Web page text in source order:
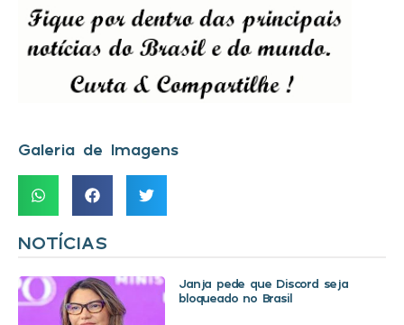
Galeria de Imagens
NOTÍCIAS
Janja pede que Discord seja
bloqueado no Brasil